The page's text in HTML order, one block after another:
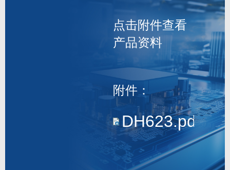
点击附件查看
产品资料
附件：
DH623.pdf